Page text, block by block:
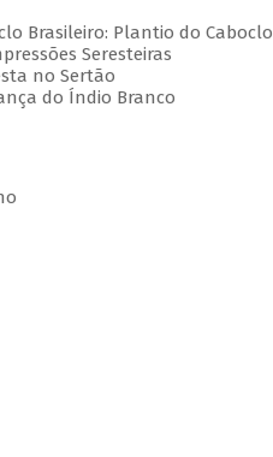
Brasileiro: Plantio do Caboclo
Seresteiras
no Sertão
do Índio Branco